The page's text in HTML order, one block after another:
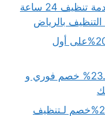
افضل شركات التنظيف بالرياض خدمة تنظيف 24 ساعة
بالرياض
شركة تنظيف بيوت الرياض..خصم20%على أول
توزيع الإنارة في السقف بالرياض بـ23% خصم فوري و
شركة تنظيف خزانات بالرياض..بـ23%خصم لـتنظيف